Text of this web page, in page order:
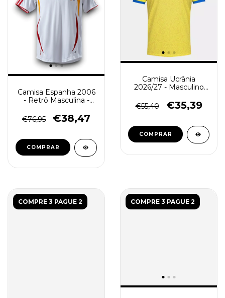
Camisa Espanha 2006
- Retrô Masculina -
€76,95
€38,47
COMPRAR
Camisa Ucrânia
2026/27 - Masculino
€55,40
€35,39
COMPRAR
COMPRE 3 PAGUE 2 COMPRE 3 PAGUE 2